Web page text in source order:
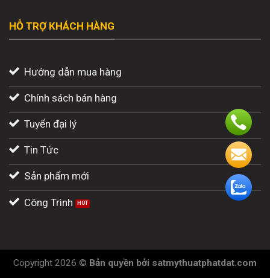
HỖ TRỢ KHÁCH HÀNG
Hướng dẫn mua hàng
Chính sách bán hàng
Tuyển đại lý
Tin Tức
Sản phẩm mới
Công Trình
Copyright 2026 © Bản quyền bởi satmythuatphatdat.com